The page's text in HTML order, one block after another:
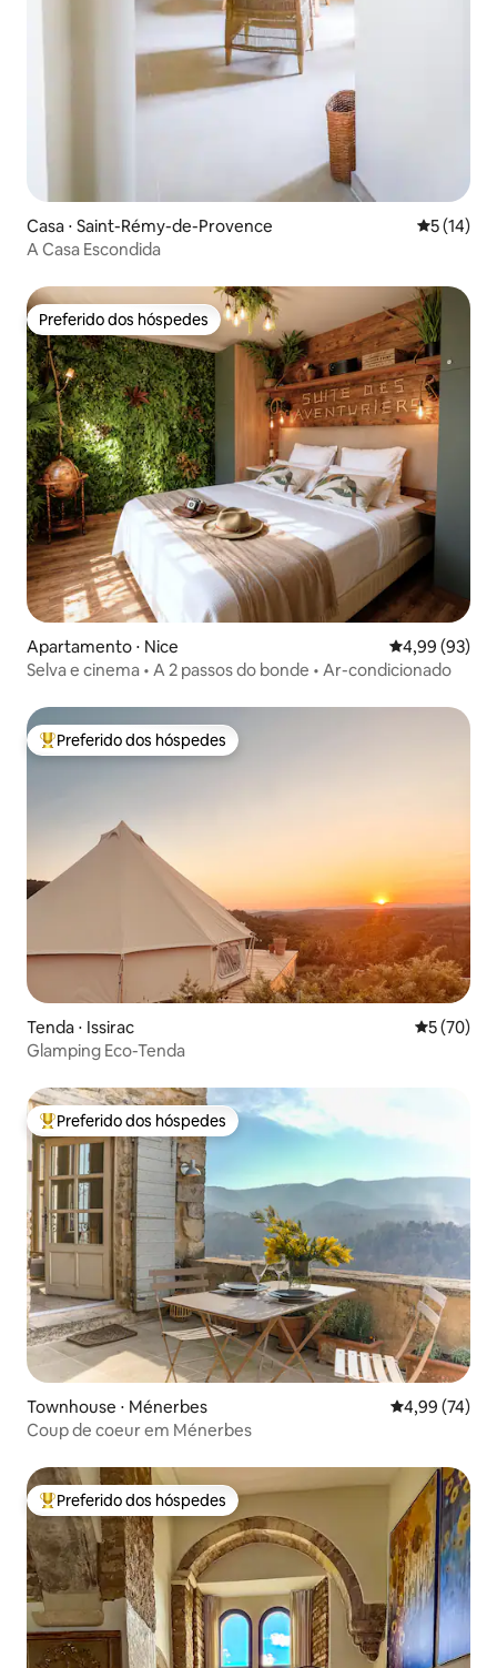
Casa ⋅ Saint-Rémy-de-Provence 5 de uma
5 (14)
A Casa Escondida
Preferido dos hóspedes
Preferido dos hóspedes
Apartamento ⋅ Nice 4,99 de uma
4,99 (93)
Selva e cinema • A 2 passos do bonde • Ar-condicionado
Entre os melhores preferidos dos hóspedes
Preferido dos hóspedes
Tenda ⋅ Issirac 5 de uma
5 (70)
Glamping Eco-Tenda
Entre os melhores preferidos dos hóspedes
Preferido dos hóspedes
Townhouse ⋅ Ménerbes 4,99 de uma
4,99 (74)
Coup de coeur em Ménerbes
Entre os melhores preferidos dos hóspedes
Preferido dos hóspedes